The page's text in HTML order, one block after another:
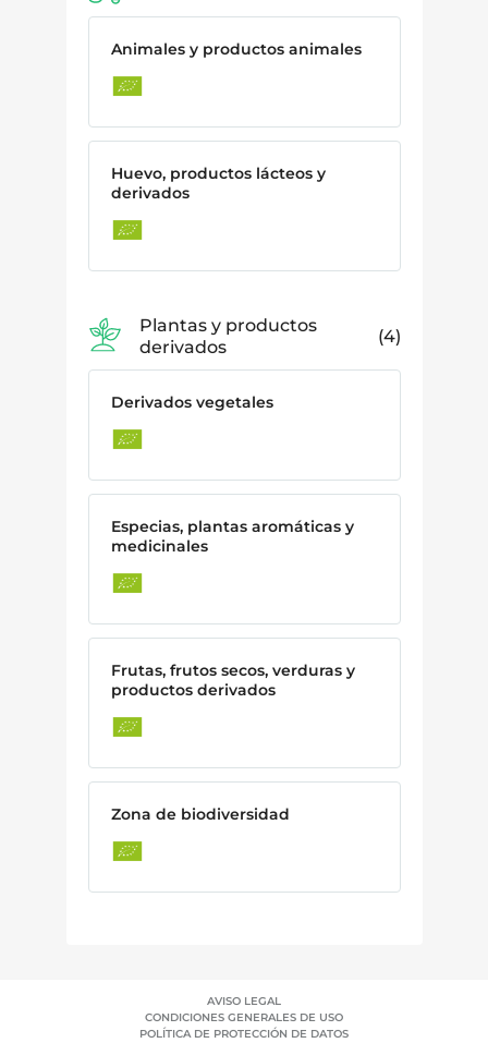
Animales y productos animales
Huevo, productos lácteos y
derivados
Plantas y productos
derivados
4
Derivados vegetales
Especias, plantas aromáticas y
medicinales
Frutas, frutos secos, verduras y
productos derivados
Zona de biodiversidad
AVISO LEGAL
CONDICIONES GENERALES DE USO
POLÍTICA DE PROTECCIÓN DE DATOS